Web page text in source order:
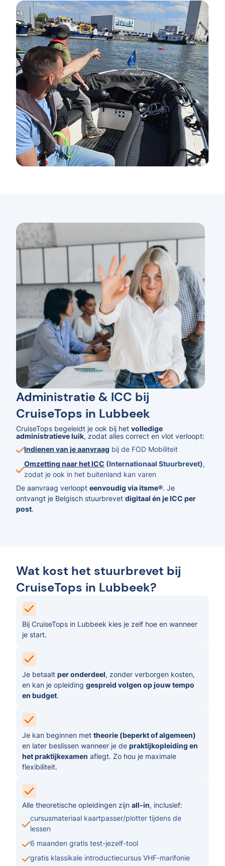
Administratie & ICC bij
CruiseTops in Lubbeek
CruiseTops begeleidt je ook bij het volledige
administratieve luik, zodat alles correct en vlot verloopt:
Indienen van je aanvraag bij de FOD Mobiliteit
Omzetting naar het ICC (Internationaal Stuurbrevet),
zodat je ook in het buitenland kan varen
De aanvraag verloopt eenvoudig via itsme®. Je
ontvangt je Belgisch stuurbrevet digitaal én je ICC per
post.
Wat kost het stuurbrevet bij
CruiseTops in Lubbeek?
Bij CruiseTops in Lubbeek kies je zelf hoe en wanneer
je start.
Je betaalt per onderdeel, zonder verborgen kosten,
en kan je opleiding gespreid volgen op jouw tempo
en budget.
Je kan beginnen met theorie (beperkt of algemeen)
en later beslissen wanneer je de praktijkopleiding en
het praktijkexamen aflegt. Zo hou je maximale
flexibiliteit.
Alle theoretische opleidingen zijn all-in, inclusief:
cursusmateriaal kaartpasser/plotter tijdens de
lessen
6 maanden gratis test-jezelf-tool
gratis klassikale introductiecursus VHF-marifonie